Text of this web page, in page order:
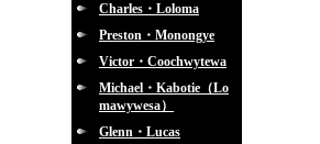
Charles・Loloma
Preston・Monongye
Victor・Coochwytewa
Michael・Kabotie（Lo
mawywesa）
Glenn・Lucas